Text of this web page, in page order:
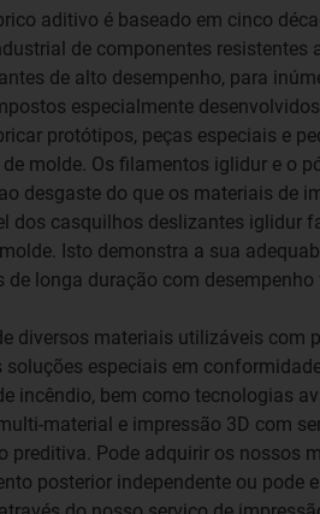
aditivo é baseado em cinco
de componentes resistentes
de alto desempenho, para
especialmente
protótipos, peças especiais e
molde. Os filamentos iglidur e o
desgaste do que os materiais de
dos casquilhos deslizantes iglidur
Isto demonstra a sua
de longa duração com desempenho
diversos materiais utilizáveis com
soluções especiais em
incêndio, bem como tecnologias
material e impressão 3D com
preditiva. Pode adquirir os nossos
posterior independente ou pode